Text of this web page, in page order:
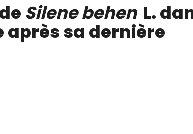
Silene behen L.
après sa dernière